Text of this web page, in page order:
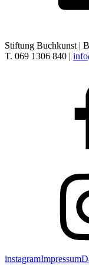
Stiftung Buchkunst |
T. 069 1306 840 |
instagramImpressum